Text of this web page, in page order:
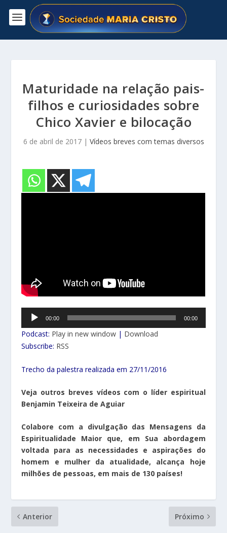
Maturidade na relação pais-
filhos e curiosidades sobre
Chico Xavier e bilocação
6 de abril de 2017| Vídeos breves com temas diversos
Tocador
áudio
00:00 00:00
Podcast: Play in new window | Download
Subscribe: RSS
Trecho da palestra realizada em 27/11/2016
Veja outros breves vídeos com o líder espiritual
Benjamin Teixeira de Aguiar
Colabore com a divulgação das Mensagens da
Espiritualidade Maior que, em Sua abordagem
voltada para as necessidades e aspirações do
homem e mulher da atualidade, alcança hoje
milhões de pessoas, em mais de 130 países!
Anterior Próximo